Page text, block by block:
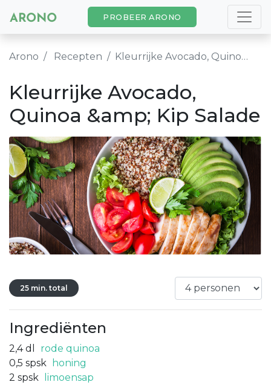
PROBEER ARONO
Arono Recepten Kleurrijke Avocado, Quinoa &amp; Kip Salade
Kleurrijke Avocado,
Quinoa &amp; Kip Salade
25 min. total
Ingrediënten
2,4 dl
rode quinoa
0,5 spsk
honing
2 spsk
limoensap